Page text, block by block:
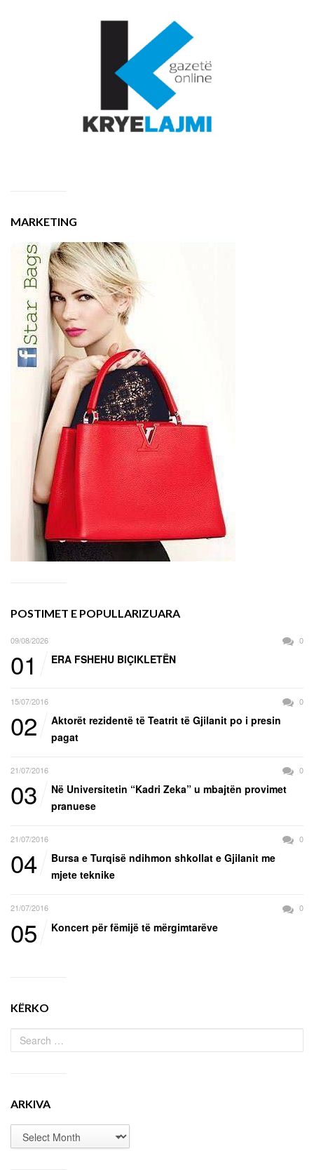
MARKETING
POSTIMET E POPULLARIZUARA
09/08/2026 0
01 ERA FSHEHU BIÇIKLETËN
15/07/2016 0
02
Aktorët rezidentë të Teatrit të Gjilanit po i presin
pagat
21/07/2016 0
03
Në Universitetin “Kadri Zeka” u mbajtën provimet
pranuese
21/07/2016 0
04
Bursa e Turqisë ndihmon shkollat e Gjilanit me
mjete teknike
21/07/2016 0
05 Koncert për fëmijë të mërgimtarëve
KËRKO
ARKIVA